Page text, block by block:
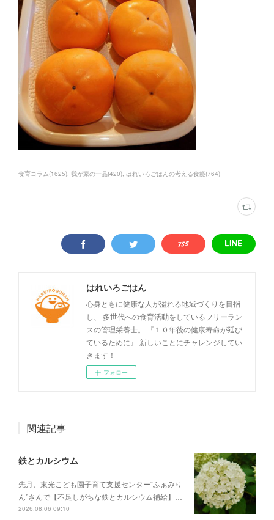
食育コラム(1625) 我が家の一品(420) はれいろごはんの考える食能(764)
はれいろごはん
心身ともに健康な人が溢れる地域づくりを目指
し、 多世代への食育活動をしているフリーラン
スの管理栄養士。 『１０年後の健康寿命が延び
ているために』 新しいことにチャレンジしてい
きます！
フォロー
関連記事
鉄とカルシウム
先月、東光こども園子育て支援センター“ふぁみり
ん”さんで【不足しがちな鉄とカルシウム補給】…
2026.08.06 09:10